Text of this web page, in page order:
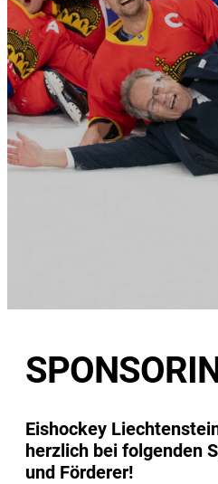
Eishockey
herzlich bei folgenden
und Förderer!